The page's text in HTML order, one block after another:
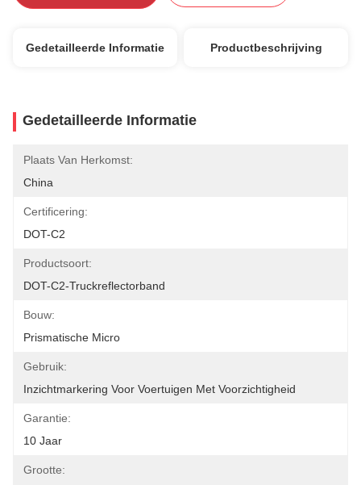
Gedetailleerde Informatie Productbeschrijving
Gedetailleerde Informatie
Plaats Van Herkomst:
China
Certificering:
DOT-C2
Productsoort:
DOT-C2-Truckreflectorband
Bouw:
Prismatische Micro
Gebruik:
Inzichtmarkering Voor Voertuigen Met Voorzichtigheid
Garantie:
10 Jaar
Grootte: